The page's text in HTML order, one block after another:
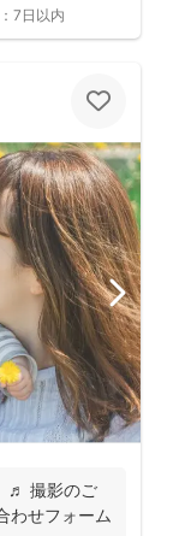
7日以内
撮影のご
わせフォーム